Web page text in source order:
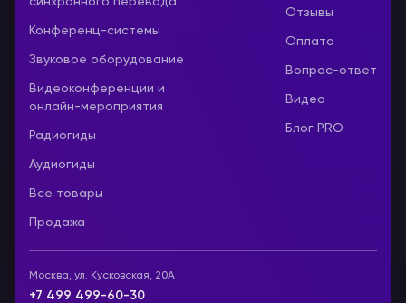
Конференц-системы
Звуковое оборудование
Видеоконференции и
онлайн-мероприятия
Радиогиды
Аудиогиды
Все товары
Продажа
Отзывы
Оплата
Вопрос-ответ
Видео
Блог PRO
Москва, ул. Кусковская, 20А
+7 499 499-60-30